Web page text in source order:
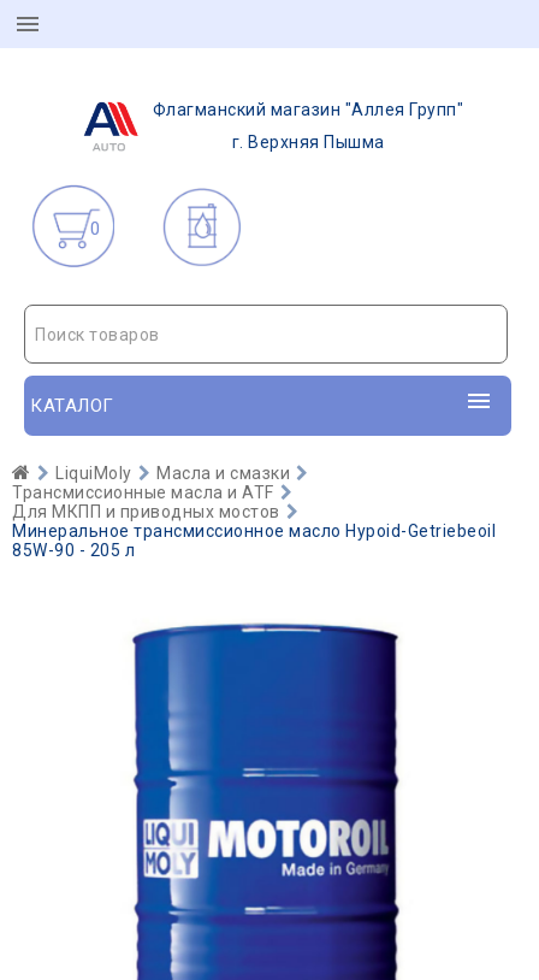
Флагманский магазин "Аллея Групп"
г. Верхняя Пышма
0
Поиск товаров
КАТАЛОГ
LiquiMoly
Масла и смазки
Трансмиссионные масла и ATF
Для МКПП и приводных мостов
Минеральное трансмиссионное масло Hypoid-Getriebeoil
85W-90 - 205 л